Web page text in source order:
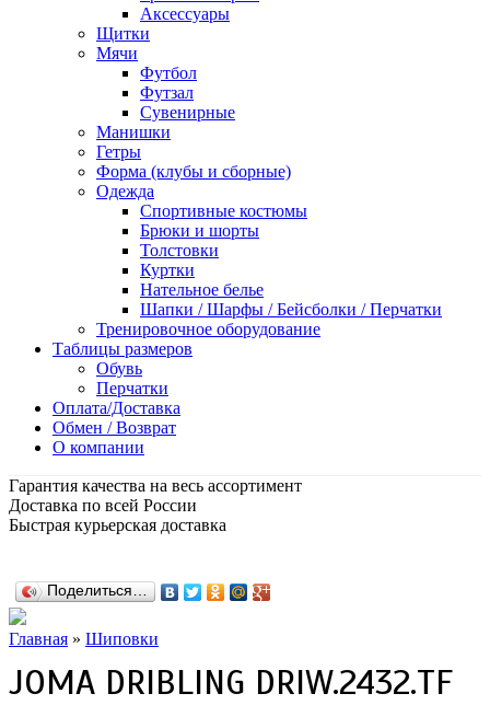
Аксессуары
Щитки
Мячи
Футбол
Футзал
Сувенирные
Манишки
Гетры
Форма (клубы и сборные)
Одежда
Спортивные костюмы
Брюки и шорты
Толстовки
Куртки
Нательное белье
Шапки / Шарфы / Бейсболки / Перчатки
Тренировочное оборудование
Таблицы размеров
Обувь
Перчатки
Оплата/Доставка
Обмен / Возврат
О компании
Гарантия качества на весь ассортимент
Доставка по всей России
Быстрая курьерская доставка
Поделиться…
Главная » Шиповки
JOMA DRIBLING DRIW.2432.TF